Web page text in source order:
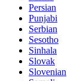
Persian
Punjabi
Serbian
Sesotho
Sinhala
Slovak
Slovenian